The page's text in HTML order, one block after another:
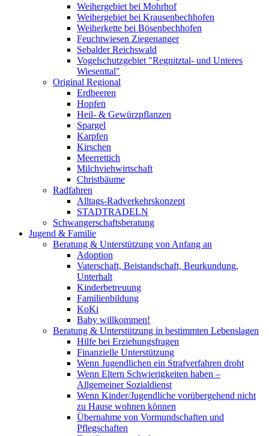
Weihergebiet bei Mohrhof
Weihergebiet bei Krausenbechhofen
Weiherkette bei Bösenbechhofen
Feuchtwiesen Ziegenanger
Sebalder Reichswald
Vogelschutzgebiet "Regnitztal- und Unteres
Wiesenttal"
Original Regional
Erdbeeren
Hopfen
Heil- & Gewürzpflanzen
Spargel
Karpfen
Kirschen
Meerrettich
Milchviehwirtschaft
Christbäume
Radfahren
Alltags-Radverkehrskonzept
STADTRADELN
Schwangerschaftsberatung
Jugend & Familie
Beratung & Unterstützung von Anfang an
Adoption
Vaterschaft, Beistandschaft, Beurkundung,
Unterhalt
Kinderbetreuung
Familienbildung
KoKi
Baby willkommen!
Beratung & Unterstützung in bestimmten Lebenslagen
Hilfe bei Erziehungsfragen
Finanzielle Unterstützung
Wenn Jugendlichen ein Strafverfahren droht
Wenn Eltern Schwierigkeiten haben –
Allgemeiner Sozialdienst
Wenn Kinder/Jugendliche vorübergehend nicht
zu Hause wohnen können
Übernahme von Vormundschaften und
Pflegschaften